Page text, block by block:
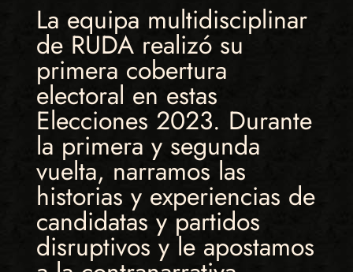
La equipa multidisciplinar
de RUDA realizó su
primera cobertura
electoral en estas
Elecciones 2023. Durante
la primera y segunda
vuelta, narramos las
historias y experiencias de
candidatas y partidos
disruptivos y le apostamos